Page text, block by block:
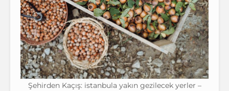
Şehirden Kaçış: istanbula yakın gezilecek yerler –